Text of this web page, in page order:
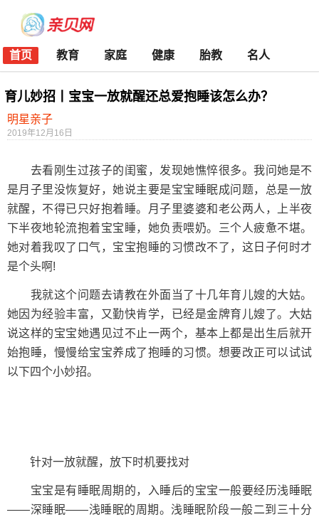
首页 教育 家庭 健康 胎教 名人
育儿妙招丨宝宝一放就醒还总爱抱睡该怎么办？
明星亲子
2019年12月16日
去看刚生过孩子的闺蜜，发现她憔悴很多。我问她是不
是月子里没恢复好，她说主要是宝宝睡眠成问题，总是一放
就醒，不得已只好抱着睡。月子里婆婆和老公两人，上半夜
下半夜地轮流抱着宝宝睡，她负责喂奶。三个人疲惫不堪。
她对着我叹了口气，宝宝抱睡的习惯改不了，这日子何时才
是个头啊!
我就这个问题去请教在外面当了十几年育儿嫂的大姑。
她因为经验丰富，又勤快肯学，已经是金牌育儿嫂了。大姑
说这样的宝宝她遇见过不止一两个，基本上都是出生后就开
始抱睡，慢慢给宝宝养成了抱睡的习惯。想要改正可以试试
以下四个小妙招。
针对一放就醒，放下时机要找对
宝宝是有睡眠周期的，入睡后的宝宝一般要经历浅睡眠
——深睡眠——浅睡眠的周期。浅睡眠阶段一般二到三十分